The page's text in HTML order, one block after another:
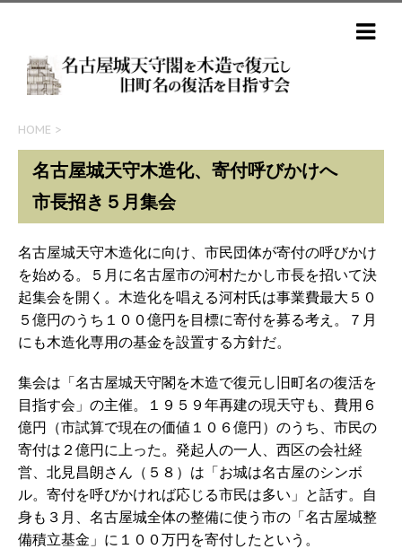
HOME >
名古屋城天守木造化、寄付呼びかけへ
市長招き５月集会
名古屋城天守木造化に向け、市民団体が寄付の呼びかけ
を始める。５月に名古屋市の河村たかし市長を招いて決
起集会を開く。木造化を唱える河村氏は事業費最大５０
５億円のうち１００億円を目標に寄付を募る考え。７月
にも木造化専用の基金を設置する方針だ。
集会は「名古屋城天守閣を木造で復元し旧町名の復活を
目指す会」の主催。１９５９年再建の現天守も、費用６
億円（市試算で現在の価値１０６億円）のうち、市民の
寄付は２億円に上った。発起人の一人、西区の会社経
営、北見昌朗さん（５８）は「お城は名古屋のシンボ
ル。寄付を呼びかければ応じる市民は多い」と話す。自
身も３月、名古屋城全体の整備に使う市の「名古屋城整
備積立基金」に１００万円を寄付したという。